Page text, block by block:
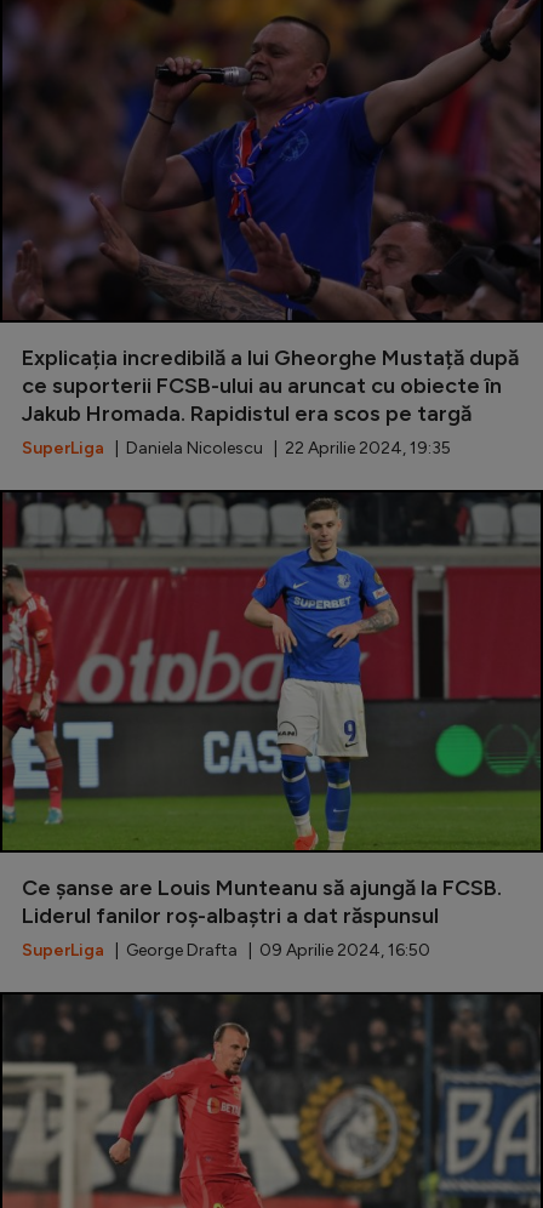
Explicația incredibilă a lui Gheorghe Mustață după
ce suporterii FCSB-ului au aruncat cu obiecte în
Jakub Hromada. Rapidistul era scos pe targă
SuperLiga | Daniela Nicolescu | 22 Aprilie 2024, 19:35
Ce șanse are Louis Munteanu să ajungă la FCSB.
Liderul fanilor roș-albaștri a dat răspunsul
SuperLiga | George Drafta | 09 Aprilie 2024, 16:50